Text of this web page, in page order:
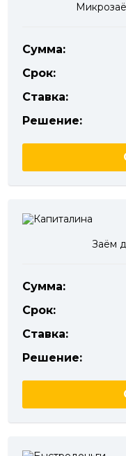
Сумма:
Срок:
Ставка:
Решение:
Заём
Сумма:
Срок:
Ставка:
Решение: